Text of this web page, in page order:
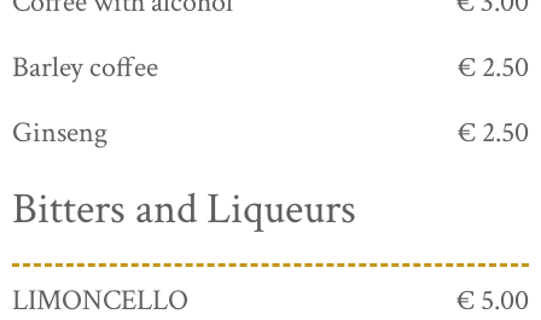
Barley coffee
€ 2.50
Ginseng
€ 2.50
Bitters and Liqueurs
LIMONCELLO € 5.00